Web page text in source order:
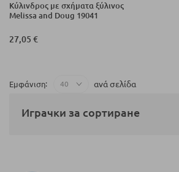
Κύλινδρος με σχήματα ξύλινος
Melissa and Doug 19041
27,05 €
Εμφάνιση ανά σελίδα
Играчки за сортиране